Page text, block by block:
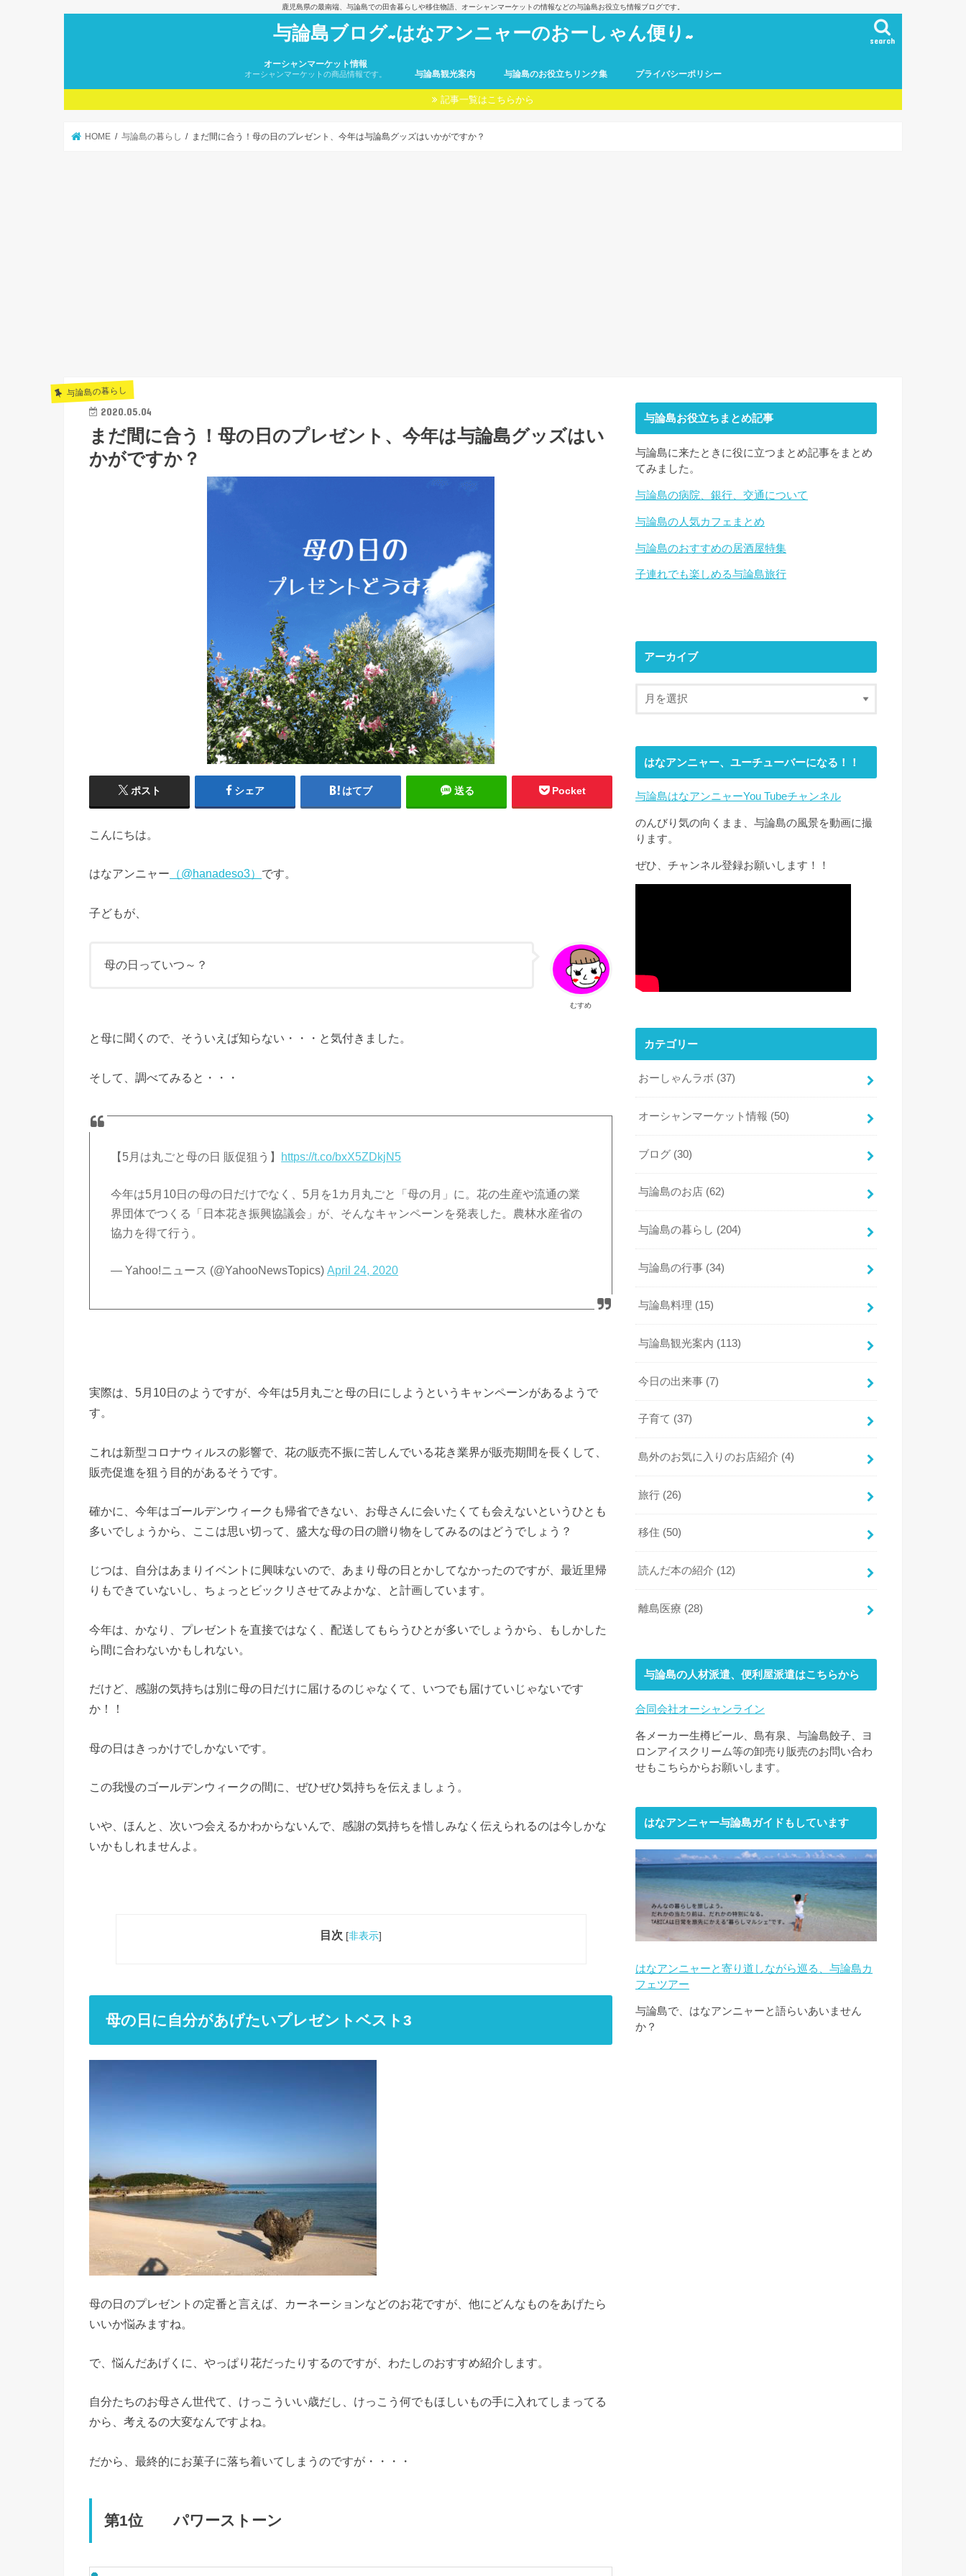
鹿児島県の最南端、与論島での田舎暮らしや移住物語、オーシャンマーケットの情報などの与論島お役立ち情報ブログです。
与論島ブログ~はなアンニャーのおーしゃん便り~ search
オーシャンマーケット情報
オーシャンマーケットの商品情報です。 与論島観光案内 与論島のお役立ちリンク集 プライバシーポリシー
記事一覧はこちらから
HOME 与論島の暮らし まだ間に合う！母の日のプレゼント、今年は与論島グッズはいかがですか？
与論島の暮らし
2020.05.04
まだ間に合う！母の日のプレゼント、今年は与論島グッズはい
かがですか？
ポスト シェア はてブ 送る Pocket
こんにちは。
はなアンニャー （@hanadeso3） です。
子どもが、
むすめ
母の日っていつ～？
と母に聞くので、そういえば知らない・・・と気付きました。
そして、調べてみると・・・
【5月は丸ごと母の日 販促狙う】 https://t.co/bxX5ZDkjN5
今年は5月10日の母の日だけでなく、5月を1カ月丸ごと「母の月」に。花の生産や流通の業
界団体でつくる「日本花き振興協議会」が、そんなキャンペーンを発表した。農林水産省の
協力を得て行う。
— Yahoo!ニュース (@YahooNewsTopics)April 24, 2020
実際は、5月10日のようですが、今年は5月丸ごと母の日にしようというキャンペーンがあるようで
す。
これは新型コロナウィルスの影響で、花の販売不振に苦しんでいる花き業界が販売期間を長くして、
販売促進を狙う目的があるそうです。
確かに、今年はゴールデンウィークも帰省できない、お母さんに会いたくても会えないというひとも
多いでしょうから、ここは思い切って、盛大な母の日の贈り物をしてみるのはどうでしょう？
じつは、自分はあまりイベントに興味ないので、あまり母の日とかしてなかったのですが、最近里帰
りもできていないし、ちょっとビックリさせてみよかな、と計画しています。
今年は、かなり、プレゼントを直接ではなく、配送してもらうひとが多いでしょうから、もしかした
ら間に合わないかもしれない。
だけど、感謝の気持ちは別に母の日だけに届けるのじゃなくて、いつでも届けていじゃないです
か！！
母の日はきっかけでしかないです。
この我慢のゴールデンウィークの間に、ぜひぜひ気持ちを伝えましょう。
いや、ほんと、次いつ会えるかわからないんで、感謝の気持ちを惜しみなく伝えられるのは今しかな
いかもしれませんよ。
目次 [非表示]
母の日に自分があげたいプレゼントベスト3
母の日のプレゼントの定番と言えば、カーネーションなどのお花ですが、他にどんなものをあげたら
いいか悩みますね。
で、悩んだあげくに、やっぱり花だったりするのですが、わたしのおすすめ紹介します。
自分たちのお母さん世代て、けっこういい歳だし、けっこう何でもほしいもの手に入れてしまってる
から、考えるの大変なんですよね。
だから、最終的にお菓子に落ち着いてしまうのですが・・・・
第1位 パワーストーン
与論島お役立ちまとめ記事
与論島に来たときに役に立つまとめ記事をまとめ
てみました。
与論島の病院、銀行、交通について
与論島の人気カフェまとめ
与論島のおすすめの居酒屋特集
子連れでも楽しめる与論島旅行
アーカイブ
はなアンニャー、ユーチューバーになる！！
与論島はなアンニャーYou Tubeチャンネル
のんびり気の向くまま、与論島の風景を動画に撮
ります。
ぜひ、チャンネル登録お願いします！！
カテゴリー
おーしゃんラボ (37)
オーシャンマーケット情報 (50)
ブログ (30)
与論島のお店 (62)
与論島の暮らし (204)
与論島の行事 (34)
与論島料理 (15)
与論島観光案内 (113)
今日の出来事 (7)
子育て (37)
島外のお気に入りのお店紹介 (4)
旅行 (26)
移住 (50)
読んだ本の紹介 (12)
離島医療 (28)
与論島の人材派遣、便利屋派遣はこちらから
合同会社オーシャンライン
各メーカー生樽ビール、島有泉、与論島餃子、ヨ
ロンアイスクリーム等の卸売り販売のお問い合わ
せもこちらからお願いします。
はなアンニャー与論島ガイドもしています
はなアンニャーと寄り道しながら巡る、与論島カ
フェツアー
与論島で、はなアンニャーと語らいあいません
か？